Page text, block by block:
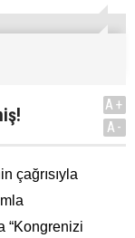
A+
A-
çağrısıyla
“Kongrenizi